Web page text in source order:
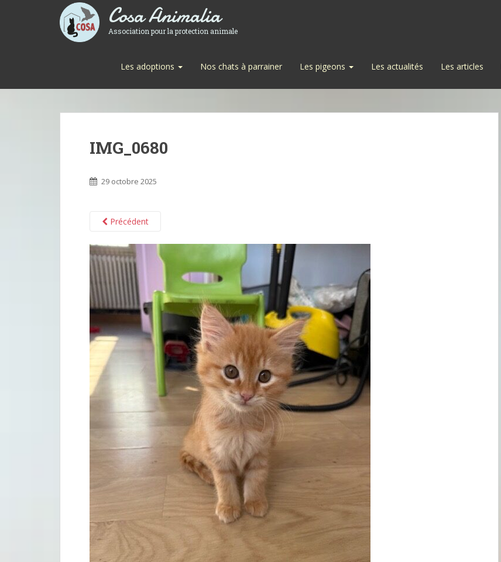
Cosa Animalia
Association pour la protection animale
Les adoptions Nos chats à parrainer Les pigeons Les actualités Les articles
IMG_0680
29 octobre 2025
Précédent